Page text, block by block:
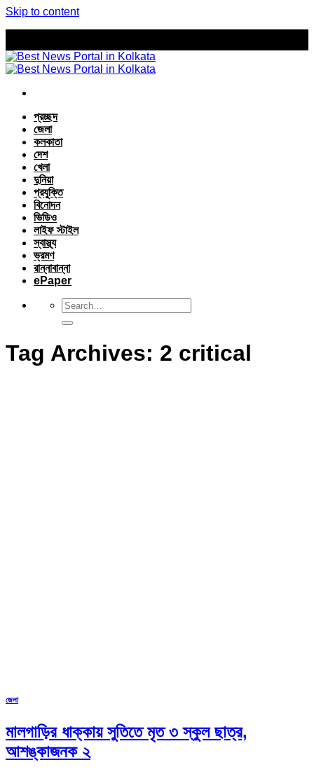
Skip to content
প্রচ্ছদ
জেলা
কলকাতা
দেশ
খেলা
দুনিয়া
প্রযুক্তি
বিনোদন
ভিডিও
লাইফ স্টাইল
স্বাস্থ্য
ভ্রমণ
রান্নাবান্না
ePaper
Tag Archives: 2 critical
জেলা
মালগাড়ির ধাক্কায় সুতিতে মৃত ৩ স্কুল ছাত্র,
আশঙ্কাজনক ২